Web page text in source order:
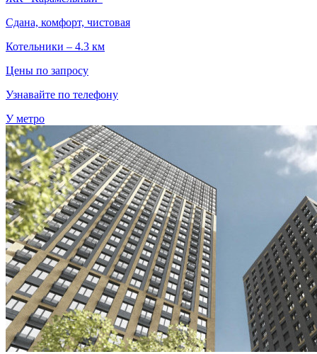
Сдана, комфорт, чистовая
Котельники – 4.3 км
Цены по запросу
Узнавайте по телефону
У метро